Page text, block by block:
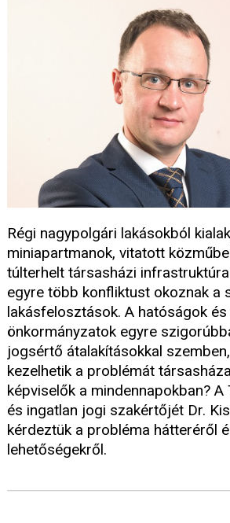
Régi nagypolgári lakásokból
miniapartmanok, vitatott
túlterhelt társasházi
egyre több konfliktust okoznak a
lakásfelosztások. A hatóságok és
önkormányzatok egyre
jogsértő átalakításokkal
kezelhetik a problémát
képviselők a mindennapokban?
és ingatlan jogi szakértőjét Dr.
kérdeztük a probléma hátteréről
lehetőségekről.